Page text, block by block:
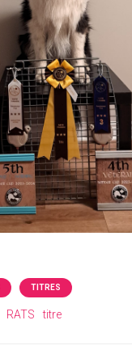
TITRES
RATS titre